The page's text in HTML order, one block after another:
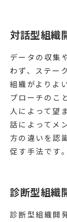
対話型組織
データの収集
わず、ステー
組織がよりよ
プローチのこ
人によって望
話によってメ
方の違いを認
促す手法です。
診断型組織
診断型組織開